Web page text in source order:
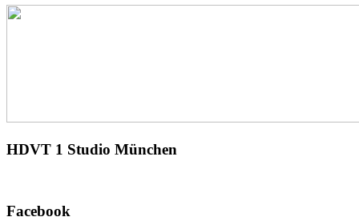
HDVT 1 Studio München
Facebook